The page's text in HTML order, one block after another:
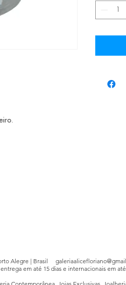
Alegre | Brasil
em até 15 dias e internacionais em